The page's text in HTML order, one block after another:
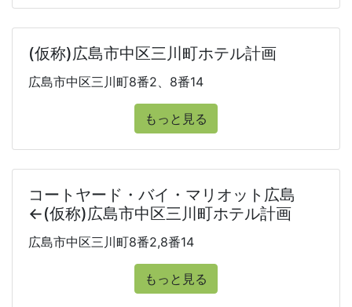
(仮称)広島市中区三川町ホテル計画
広島市中区三川町8番2、8番14
もっと見る
コートヤード・バイ・マリオット広島
←(仮称)広島市中区三川町ホテル計画
広島市中区三川町8番2,8番14
もっと見る